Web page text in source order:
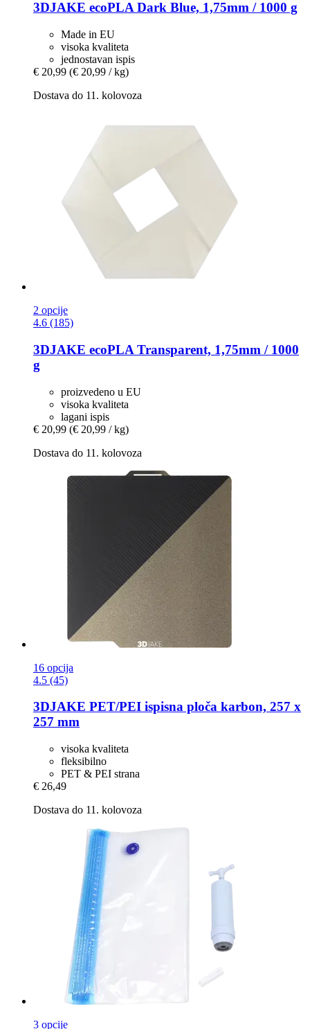
3DJAKE ecoPLA Dark Blue, 1,75mm / 1000 g
Made in EU
visoka kvaliteta
jednostavan ispis
€ 20,99 (€ 20,99 / kg)
Dostava do 11. kolovoza
2 opcije
4.6 (185)
3DJAKE ecoPLA Transparent, 1,75mm / 1000
g
proizvedeno u EU
visoka kvaliteta
lagani ispis
€ 20,99 (€ 20,99 / kg)
Dostava do 11. kolovoza
16 opcija
4.5 (45)
3DJAKE PET/PEI ispisna ploča karbon, 257 x
257 mm
visoka kvaliteta
fleksibilno
PET & PEI strana
€ 26,49
Dostava do 11. kolovoza
3 opcije